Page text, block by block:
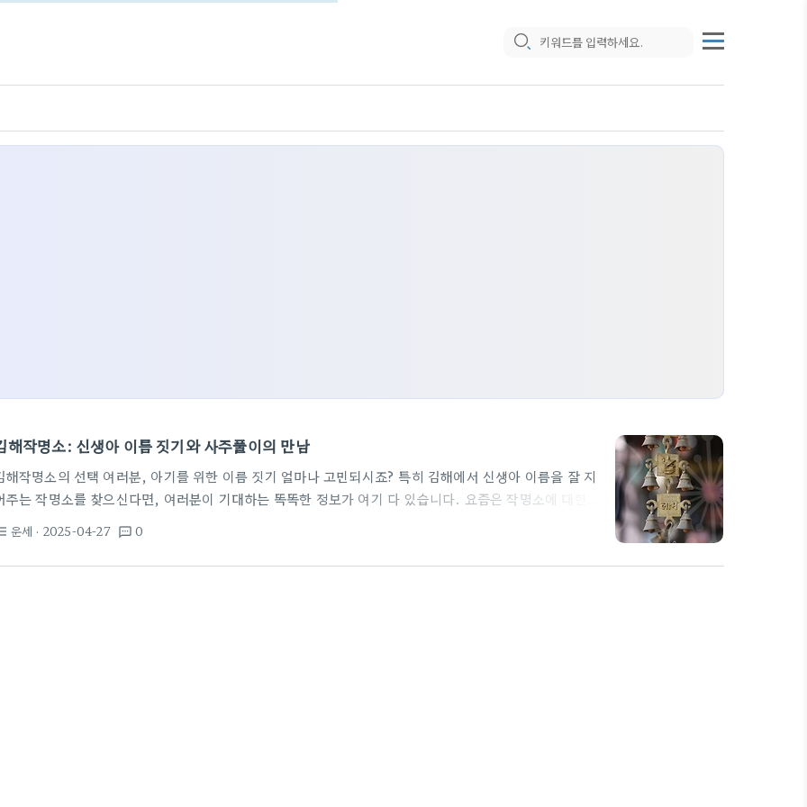
해작명소: 신생아 이름 짓기와 사주풀이의 만남
해작명소의 선택 여러분, 아기를 위한 이름 짓기 얼마나 고민되시죠? 특히 김해에서 신생아 이름을 잘 지
주는 작명소를 찾으신다면, 여러분이 기대하는 똑똑한 정보가 여기 다 있습니다. 요즘은 작명소에 대한
는 중요한 요소 중 하나는 바로 사주입니다. 사주풀이를 통해 아이의 사주에 맞는 이름을 추천해 준다면, 그
름이 아이에게 좋은 영향을 미칠 수 있습니다. 김해작명소 중에서도 사주풀이를 전문적으로 활용하는 곳
운세 · 2025-04-27 textsms 0